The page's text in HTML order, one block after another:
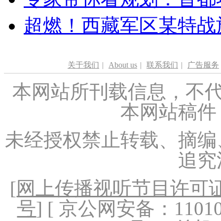
超燃！西藏军区某特
关于我们 | About us | 联系我们 | 广告服务
本网站所刊载信息，不
本网站稿
未经授权禁止转载、摘
追
[网上传播视听节目许可
号] [ 京公网安备：